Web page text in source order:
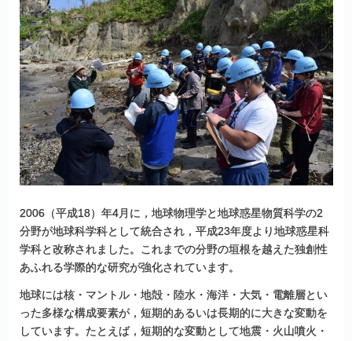
2006（平成18）年4月に，地球物理学と地球惑星物質科学の2
分野が地球科学科として統合され，平成23年度より地球惑星科
学科と改称されました。これまでの分野の垣根を越えた独創性
あふれる学際的な研究が強化されています。
地球には核・マントル・地殻・陸水・海洋・大気・電離層とい
った多様な構成要素が，短期的あるいは長期的に大きな変動を
しています。たとえば，短期的な変動として地震・火山噴火・